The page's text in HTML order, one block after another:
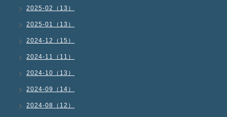
2025-02（13）
2025-01（13）
2024-12（15）
2024-11（11）
2024-10（13）
2024-09（14）
2024-08（12）